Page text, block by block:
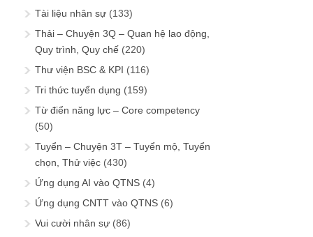
Tài liệu nhân sự (133)
Thải – Chuyện 3Q – Quan hệ lao động,
Quy trình, Quy chế (220)
Thư viện BSC & KPI (116)
Tri thức tuyển dụng (159)
Từ điển năng lực – Core competency
(50)
Tuyển – Chuyện 3T – Tuyển mộ, Tuyển
chọn, Thử việc (430)
Ứng dụng AI vào QTNS (4)
Ứng dụng CNTT vào QTNS (6)
Vui cười nhân sự (86)